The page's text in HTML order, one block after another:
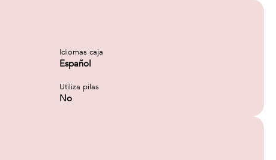
Idiomas caja
Español
Utiliza pilas
No